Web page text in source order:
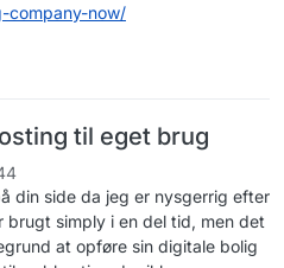
company-now/
til eget brug
din side da jeg er nysgerrig efter
brugt simply i en del tid, men det
at opføre sin digitale bolig